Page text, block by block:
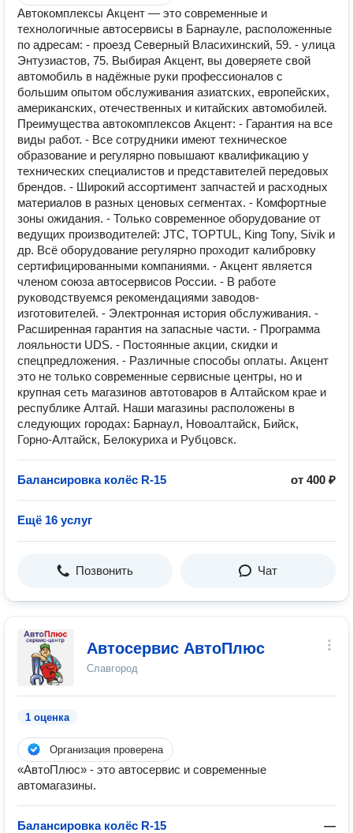
Автокомплексы Акцент — это современные и
технологичные автосервисы в Барнауле, расположенные
по адресам: - проезд Северный Власихинский, 59. - улица
Энтузиастов, 75. Выбирая Акцент, вы доверяете свой
автомобиль в надёжные руки профессионалов с
большим опытом обслуживания азиатских, европейских,
американских, отечественных и китайских автомобилей.
Преимущества автокомплексов Акцент: - Гарантия на все
виды работ. - Все сотрудники имеют техническое
образование и регулярно повышают квалификацию у
технических специалистов и представителей передовых
брендов. - Широкий ассортимент запчастей и расходных
материалов в разных ценовых сегментах. - Комфортные
зоны ожидания. - Только современное оборудование от
ведущих производителей: JTC, TOPTUL, King Tony, Sivik и
др. Всё оборудование регулярно проходит калибровку
сертифицированными компаниями. - Акцент является
членом союза автосервисов России. - В работе
руководствуемся рекомендациями заводов-
изготовителей. - Электронная история обслуживания. -
Расширенная гарантия на запасные части. - Программа
лояльности UDS. - Постоянные акции, скидки и
спецпредложения. - Различные способы оплаты. Акцент
это не только современные сервисные центры, но и
крупная сеть магазинов автотоваров в Алтайском крае и
республике Алтай. Наши магазины расположены в
следующих городах: Барнаул, Новоалтайск, Бийск,
Горно-Алтайск, Белокуриха и Рубцовск.
Балансировка колёс R-15 от 400 ₽
Ещё 16 услуг
Позвонить Чат
Автосервис АвтоПлюс
Славгород
1 оценка
Организация проверена
«АвтоПлюс» - это автосервис и современные
автомагазины.
Балансировка колёс R-15 —